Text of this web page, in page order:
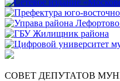
СОВЕТ ДЕПУТАТОВ